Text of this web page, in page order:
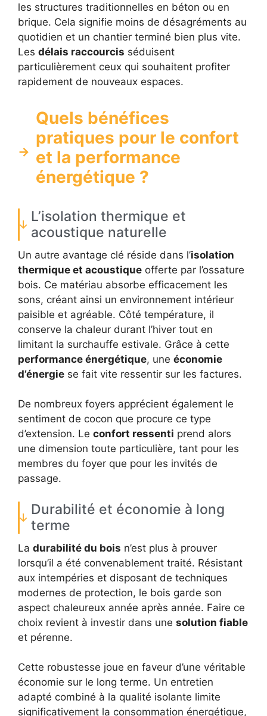
les structures traditionnelles en béton ou en
brique. Cela signifie moins de désagréments au
quotidien et un chantier terminé bien plus vite.
Les délais raccourcis séduisent
particulièrement ceux qui souhaitent profiter
rapidement de nouveaux espaces.
Quels bénéfices
pratiques pour le confort
et la performance
énergétique ?
L’isolation thermique et
acoustique naturelle
Un autre avantage clé réside dans l’isolation
thermique et acoustique offerte par l’ossature
bois. Ce matériau absorbe efficacement les
sons, créant ainsi un environnement intérieur
paisible et agréable. Côté température, il
conserve la chaleur durant l’hiver tout en
limitant la surchauffe estivale. Grâce à cette
performance énergétique, une économie
d’énergie se fait vite ressentir sur les factures.
De nombreux foyers apprécient également le
sentiment de cocon que procure ce type
d’extension. Le confort ressenti prend alors
une dimension toute particulière, tant pour les
membres du foyer que pour les invités de
passage.
Durabilité et économie à long
terme
La durabilité du bois n’est plus à prouver
lorsqu’il a été convenablement traité. Résistant
aux intempéries et disposant de techniques
modernes de protection, le bois garde son
aspect chaleureux année après année. Faire ce
choix revient à investir dans une solution fiable
et pérenne.
Cette robustesse joue en faveur d’une véritable
économie sur le long terme. Un entretien
adapté combiné à la qualité isolante limite
significativement la consommation énergétique,